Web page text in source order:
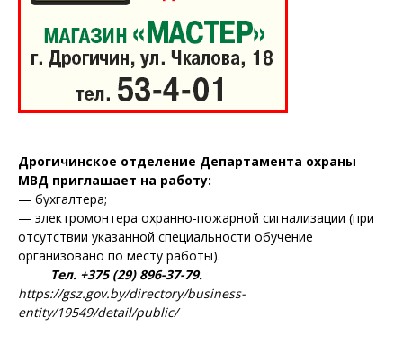
Дрогичинское отделение Департамента охраны
МВД приглашает на работу:
— бухгалтера;
— электромонтера охранно-пожарной сигнализации (при
отсутствии указанной специальности обучение
организовано по месту работы).
Тел. +375 (29) 896-37-79.
https://gsz.gov.by/directory/business-
entity/19549/detail/public/